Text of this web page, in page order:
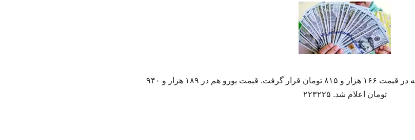
به گزارش ایکتیول، قیمت دلار روز جمعه در قیمت ۱۶۶ هزار و ۸۱۵ تومان قرار گرفت. قیمت یورو هم در ۱۸۹ هزار و ۹۴۰
تومان اعلام شد. ۲۲۳۲۲۵